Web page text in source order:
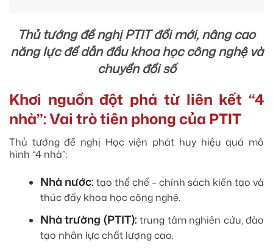
Thủ tướng đề nghị PTIT đổi mới, nâng cao
năng lực để dẫn đầu khoa học công nghệ và
chuyển đổi số
Khơi nguồn đột phá từ liên kết “4
nhà”: Vai trò tiên phong của PTIT
Thủ tướng đề nghị Học viện phát huy hiệu quả mô
hình “4 nhà”:
Nhà nước: tạo thể chế – chính sách kiến tạo và
thúc đẩy khoa học công nghệ.
Nhà trường (PTIT): trung tâm nghiên cứu, đào
tạo nhân lực chất lượng cao.